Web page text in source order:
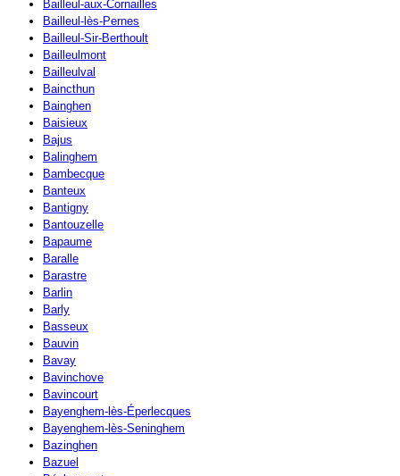
Bailleul-aux-Cornailles
Bailleul-lès-Pernes
Bailleul-Sir-Berthoult
Bailleulmont
Bailleulval
Baincthun
Bainghen
Baisieux
Bajus
Balinghem
Bambecque
Banteux
Bantigny
Bantouzelle
Bapaume
Baralle
Barastre
Barlin
Barly
Basseux
Bauvin
Bavay
Bavinchove
Bavincourt
Bayenghem-lès-Éperlecques
Bayenghem-lès-Seninghem
Bazinghen
Bazuel